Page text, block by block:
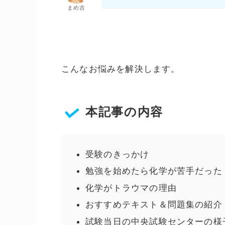
まめ吉
こんなお悩みを解決します。
本記事の内容
受験のきっかけ
勉強を始めたら化学が苦手だった
化学がトラウマの理由
おすすめテキスト＆問題集の紹介
試験当日の中央試験センターの様